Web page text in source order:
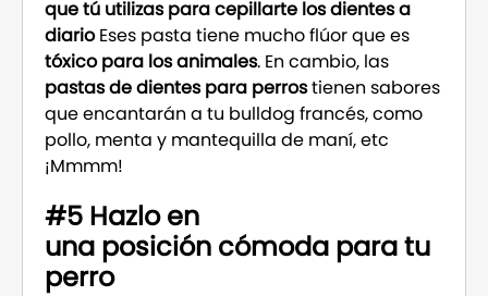
que tú utilizas para cepillarte los dientes a
diarioEses pasta tiene mucho flúor que es
tóxico para los animales. En cambio, las
pastas de dientes para perrostienen sabores
que encantarán a tu bulldog francés, como
pollo, menta y mantequilla de maní, etc
¡Mmmm!
#5 Hazlo en
una posición cómoda para tu
perro